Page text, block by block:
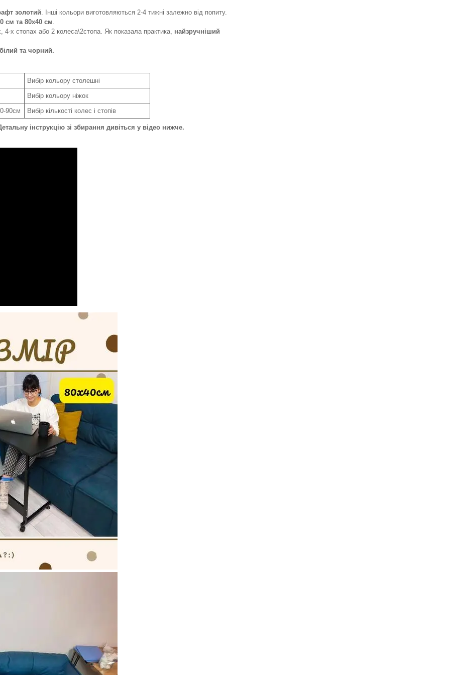
золотий. Інші кольори виготовляються 2-4 тижні залежно від попиту.
см та 80х40 см.
4-х стопах або 2 колеса\2стопа. Як показала практика, найзручніший
та чорний.
Вибір кольору столешні
Вибір кольору ніжок
90см
Вибір кількості колес і стопів
інструкцію зі збирання дивіться у відео нижче.